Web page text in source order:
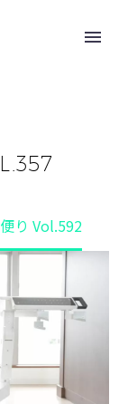
り Vol.592